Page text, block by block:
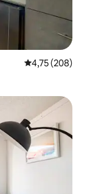
Évaluation
4,75 (208)